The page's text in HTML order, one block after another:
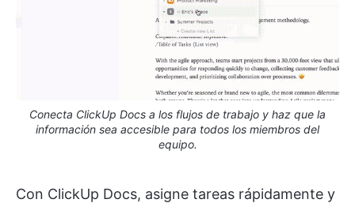
Conecta ClickUp Docs a los flujos de trabajo y haz que la
información sea accesible para todos los miembros del
equipo.
Con ClickUp Docs, asigne tareas rápidamente y